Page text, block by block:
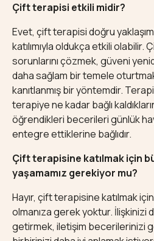
Çift terapisi etkili midir?
Evet, çift terapisi doğru
katılımıyla oldukça etkili olabilir.
sorunlarını çözmek, güveni
daha sağlam bir temele
kanıtlanmış bir yöntemdir.
terapiye ne kadar bağlı
öğrendikleri becerileri günlük
entegre ettiklerine bağlıdır.
Çift terapisine katılmak için
yaşamamız gerekiyor mu?
Hayır, çift terapisine katılmak
olmanıza gerek yoktur. İlişkinizi
getirmek, iletişim becerilerinizi